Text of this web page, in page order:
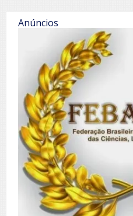
Anúncios